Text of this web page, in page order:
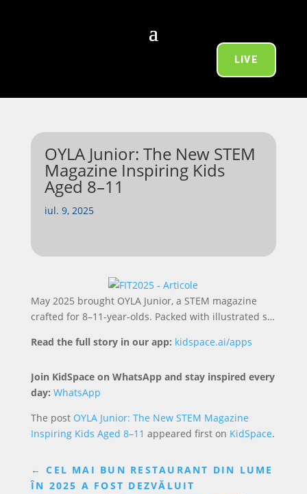
LIVE
OYLA Junior: The New STEM
Magazine Inspiring Kids
Aged 8–11
iul. 9, 2025
May 2025 brought OYLA Junior, a STEM magazine
crafted for 8–11-year-olds. Packed with illustrated s…
Read the full story in our app: kidspace.ai/apps
Join KidSpace on WhatsApp and stay inspired every
day: WhatsApp
The post OYLA Junior: The New STEM Magazine
Inspiring Kids Aged 8–11 appeared first on KidSpace.
←CEL MAI BUN RESTAURANT DIN LUME
ÎN 2025 A FOST DEZVĂLUIT